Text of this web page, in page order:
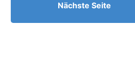
Nächste Seite